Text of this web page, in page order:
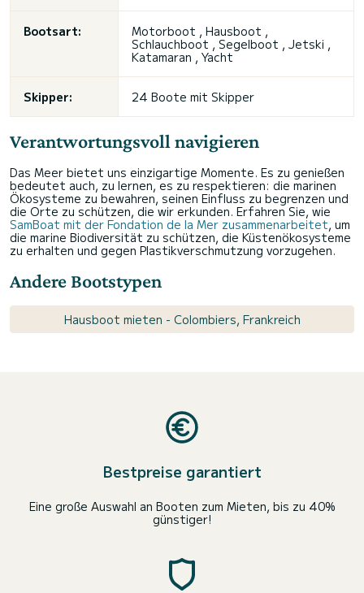
Bootsart: Motorboot , Hausboot ,
Schlauchboot , Segelboot , Jetski ,
Katamaran , Yacht
Skipper: 24 Boote mit Skipper
Verantwortungsvoll navigieren
Das Meer bietet uns einzigartige Momente. Es zu genießen
bedeutet auch, zu lernen, es zu respektieren: die marinen
Ökosysteme zu bewahren, seinen Einfluss zu begrenzen und
die Orte zu schützen, die wir erkunden. Erfahren Sie, wie
SamBoat mit der Fondation de la Mer zusammenarbeitet, um
die marine Biodiversität zu schützen, die Küstenökosysteme
zu erhalten und gegen Plastikverschmutzung vorzugehen.
Andere Bootstypen
Hausboot mieten - Colombiers, Frankreich
Bestpreise garantiert
Eine große Auswahl an Booten zum Mieten, bis zu 40%
günstiger!